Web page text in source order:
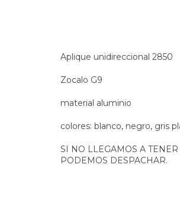
Aplique unidireccional 2850
Zocalo G9
material aluminio
colores: blanco, negro, gris
SI NO LLEGAMOS A
PODEMOS DESPACHAR.